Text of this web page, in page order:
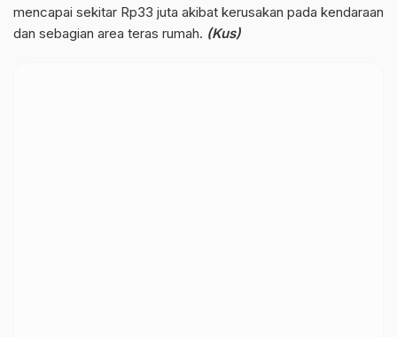
mencapai sekitar Rp33 juta akibat kerusakan pada kendaraan
dan sebagian area teras rumah. (Kus)